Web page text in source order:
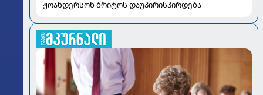
ჟოანდერსონ ბრიტოს დაუპირისპირდება